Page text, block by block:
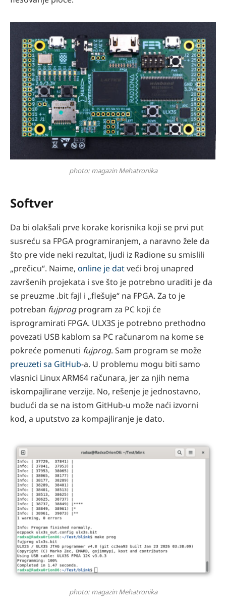
photo: magazin Mehatronika
Softver
Da bi olakšali prve korake korisnika koji se prvi put
susreću sa FPGA programiranjem, a naravno žele da
što pre vide neki rezultat, ljudi iz Radione su smislili
„prečicu“. Naime, online je datveći broj unapred
završenih projekata i sve što je potrebno uraditi je da
se preuzme .bit fajl i „flešuje“ na FPGA. Za to je
potreban fujprogprogram za PC koji će
isprogramirati FPGA. ULX3S je potrebno prethodno
povezati USB kablom sa PC računarom na kome se
pokreće pomenuti fujprog. Sam program se može
preuzeti sa GitHub-a. U problemu mogu biti samo
vlasnici Linux ARM64 računara, jer za njih nema
iskompajlirane verzije. No, rešenje je jednostavno,
budući da se na istom GitHub-u može naći izvorni
kod, a uputstvo za kompajliranje je dato.
photo: magazin Mehatronika